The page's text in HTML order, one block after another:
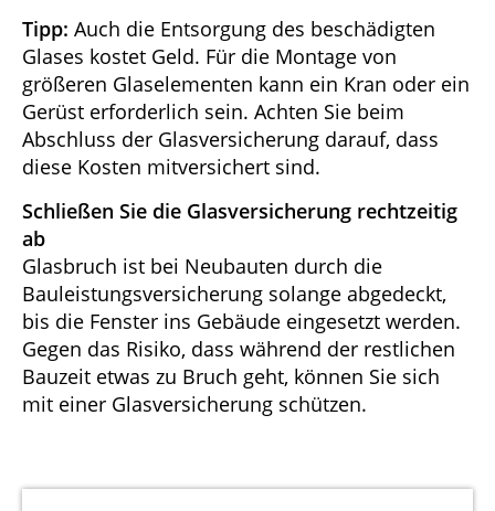
Tipp: Auch die Entsorgung des beschädigten
Glases kostet Geld. Für die Montage von
größeren Glaselementen kann ein Kran oder ein
Gerüst erforderlich sein. Achten Sie beim
Abschluss der Glasversicherung darauf, dass
diese Kosten mitversichert sind.
Schließen Sie die Glasversicherung rechtzeitig
ab
Glasbruch ist bei Neubauten durch die
Bauleistungsversicherung solange abgedeckt,
bis die Fenster ins Gebäude eingesetzt werden.
Gegen das Risiko, dass während der restlichen
Bauzeit etwas zu Bruch geht, können Sie sich
mit einer Glasversicherung schützen.